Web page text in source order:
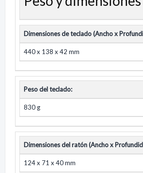
Dimensiones de teclado (Ancho x
440 x 138 x 42 mm
Peso del teclado:
830 g
Dimensiones del ratón (Ancho x
124 x 71 x 40 mm